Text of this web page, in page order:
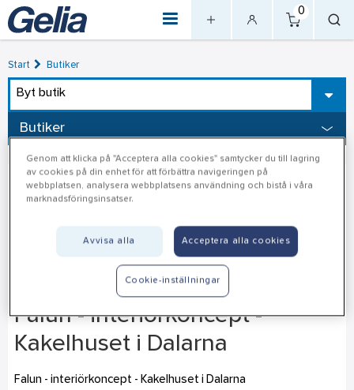
0
Start Butiker
Byt butik
Butiker
Falun - interiörkoncept -
Kakelhuset i Dalarna
Falun - interiörkoncept - Kakelhuset i Dalarna
Genom att klicka på "Acceptera alla cookies" samtycker du till lagring
av cookies på din enhet för att förbättra navigeringen på
webbplatsen, analysera webbplatsens användning och bistå i våra
marknadsföringsinsatser.
Avvisa alla Acceptera alla cookies
Cookie-inställningar